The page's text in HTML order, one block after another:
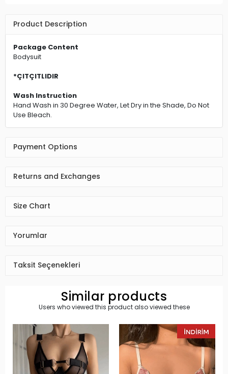
Product Description
Package Content
Bodysuit
*ÇITÇITLIDIR
Wash Instruction
Hand Wash in 30 Degree Water, Let Dry in the Shade, Do Not
Use Bleach.
Payment Options
Returns and Exchanges
Size Chart
Yorumlar
Taksit Seçenekleri
Similar products
Users who viewed this product also viewed these